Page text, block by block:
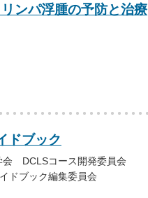
ンパ浮腫の予防と治療
ドブック
会 DCLSコース開発委員会
ドブック編集委員会